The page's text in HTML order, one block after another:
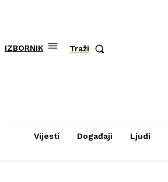
IZBORNIK Traži
Vijesti Događaji Ljudi